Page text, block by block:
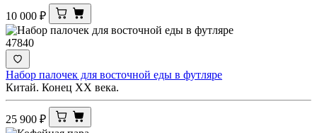
10 000 ₽
47840
Набор палочек для восточной еды в футляре
Китай. Конец ХХ века.
25 900 ₽